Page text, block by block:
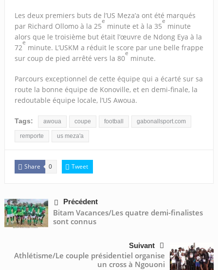
Les deux premiers buts de l’US Meza’a ont été marqués
par Richard Ollomo à la 25
e
minute et à la 35
e
minute
alors que le troisième but était l’œuvre de Ndong Eya à la
72
e
minute. L’USKM a réduit le score par une belle frappe
sur coup de pied arrêté vers la 80
e
minute.
Parcours exceptionnel de cette équipe qui a écarté sur sa
route la bonne équipe de Konoville, et en demi-finale, la
redoutable équipe locale, l’US Awoua.
Tags: awoua coupe football gabonallsport.com
remporte us meza'a
Share 0 Tweet
Précédent
Bitam Vacances/Les quatre demi-finalistes
sont connus
Suivant
Athlétisme/Le couple présidentiel organise
un cross à Ngouoni